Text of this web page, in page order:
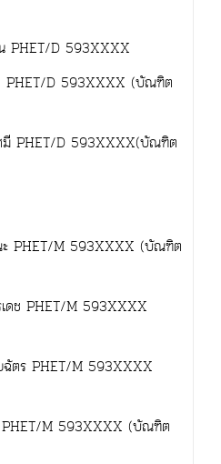
PHET/D 593XXXX
PHET/D 593XXXX (บัณฑิต
มี PHET/D 593XXXX(บัณฑิต
PHET/M 593XXXX (บัณฑิต
ดช PHET/M 593XXXX
ฉัตร PHET/M 593XXXX
PHET/M 593XXXX (บัณฑิต